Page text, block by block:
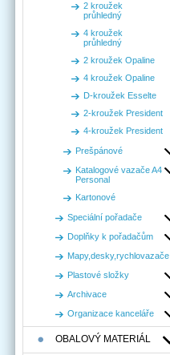
2 kroužek
průhledný
4 kroužek
průhledný
2 kroužek Opaline
4 kroužek Opaline
D-kroužek Esselte
2-kroužek President
4-kroužek President
Prešpánové
Katalogové vazače A4
Personal
Kartonové
Speciální pořadače
Doplňky k pořadačům
Mapy,desky,rychlovazače
Plastové složky
Archivace
Organizace kanceláře
OBALOVÝ MATERIÁL